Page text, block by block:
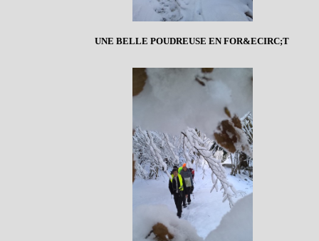
UNE BELLE POUDREUSE EN FOR&ECIRC;T